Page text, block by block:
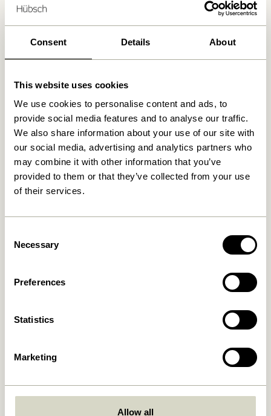
Consent Details About
This website uses cookies
We use cookies to personalise content and ads, to
provide social media features and to analyse our traffic.
We also share information about your use of our site with
our social media, advertising and analytics partners who
may combine it with other information that you’ve
provided to them or that they’ve collected from your use
of their services.
Selection
Necessary
Preferences
Statistics
Marketing
Allow all
Produits similaires
Hübsch x Peléton – A Bit
549,00kr.
Ajouter au panier
Naturel
619,00